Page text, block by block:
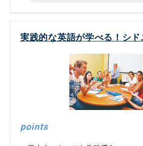
実践的な英語が学べる！シ
points